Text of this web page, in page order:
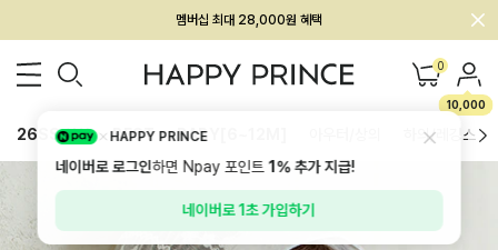
회원전용 아울렛, 가입하면 ~60% 할인!
멤버십 최대 28,000원 혜택 0
10,000
26SS 신상 BEST BABY[6~12M] 하의/레깅스
HAPPY PRINCE
네이버로 로그인하면 Npay 포인트1%추가 지급!
네이버로 1초 가입하기